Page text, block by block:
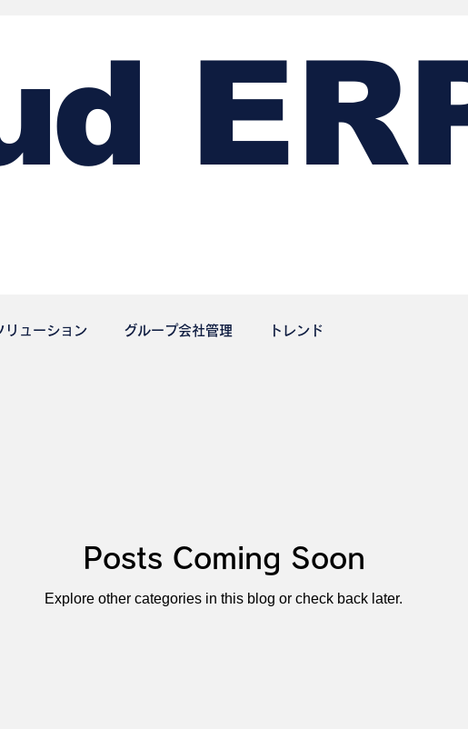
リューション グループ会社管理 トレンド
Posts Coming Soon
Explore other categories in this blog or check back later.